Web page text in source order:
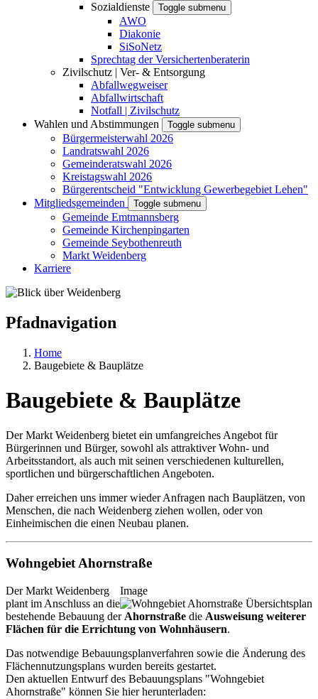
Sozialdienste
Toggle submenu
AWO
Diakonie
SiSoNetz
Sprechtag der Versichertenberaterin
Zivilschutz | Ver- & Entsorgung
Abfallwegweiser
Abfallwirtschaft
Notfall | Zivilschutz
Wahlen und Abstimmungen
Toggle submenu
Bürgermeisterwahl 2026
Landratswahl 2026
Gemeinderatswahl 2026
Kreistagswahl 2026
Bürgerentscheid "Entwicklung Gewerbegebiet Lehen"
Mitgliedsgemeinden
Toggle submenu
Gemeinde Emtmannsberg
Gemeinde Kirchenpingarten
Gemeinde Seybothenreuth
Markt Weidenberg
Karriere
Pfadnavigation
Home
Baugebiete & Bauplätze
Baugebiete & Bauplätze
Der Markt Weidenberg bietet ein umfangreiches Angebot für
Bürgerinnen und Bürger, sowohl als attraktiver Wohn- und
Arbeitsstandort, als auch mit seinen verschiedenen kulturellen,
sportlichen und bürgerschaftlichen Angeboten.
Daher erreichen uns immer wieder Anfragen nach Bauplätzen, von
Menschen, die nach Weidenberg ziehen wollen, oder von
Einheimischen die einen Neubau planen.
Wohngebiet Ahornstraße
Image
Der Markt Weidenberg
plant im Anschluss an die
bestehende Bebauung der Ahornstraße die Ausweisung weiterer
Flächen für die Errichtung von Wohnhäusern.
Das notwendige Bebauungsplanverfahren sowie die Änderung des
Flächennutzungsplans wurden bereits gestartet.
Den aktuellen Entwurf des Bebauungsplans "Wohngebiet
Ahornstraße" können Sie hier herunterladen: